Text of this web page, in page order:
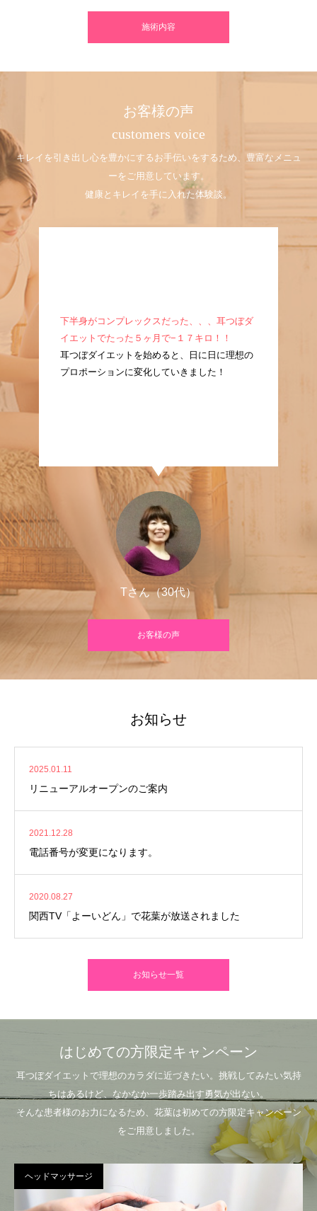
施術内容
お客様の声
customers voice
キレイを引き出し心を豊かにするお手伝いをするため、豊富なメニュ
ーをご用意しています。
健康とキレイを手に入れた体験談。
つ
痩
下半身がコンプレックスだった、、、耳つぼダ
イエットでたった５ヶ月で−１７キロ！！
耳つぼダイエットを始めると、日に日に理想の
プロポーションに変化していきました！
Tさん（30代）
お客様の声
お知らせ
2025.01.11
リニューアルオープンのご案内
2021.12.28
電話番号が変更になります。
2020.08.27
関西TV「よーいどん」で花葉が放送されました
お知らせ一覧
はじめての方限定キャンペーン
耳つぼダイエットで理想のカラダに近づきたい。挑戦してみたい気持
ちはあるけど、なかなか一歩踏み出す勇気が出ない。
そんな患者様のお力になるため、花葉は初めての方限定キャンペーン
をご用意しました。
ヘッドマッサージ